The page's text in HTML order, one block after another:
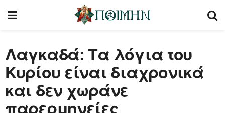
Λαγκαδά: Τα λόγια του
Κυρίου είναι διαχρονικά
και δεν χωράνε
παρερμηνείες